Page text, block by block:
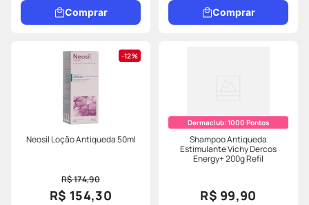
Comprar Comprar
12%
Neosil Loção Antiqueda 50ml
R$ 174,90
R$ 154,30
Dermaclub:1000 Pontos
Shampoo Antiqueda
Estimulante Vichy Dercos
Energy+ 200g Refil
R$ 99,90